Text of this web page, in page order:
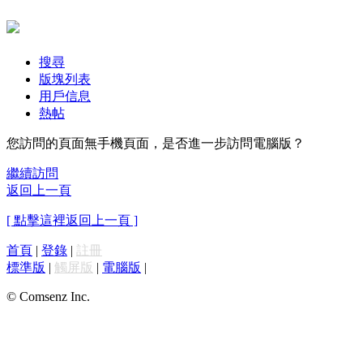
搜尋
版塊列表
用戶信息
熱帖
您訪問的頁面無手機頁面，是否進一步訪問電腦版？
繼續訪問
返回上一頁
[ 點擊這裡返回上一頁 ]
首頁 | 登錄 | 註冊
標準版 | 觸屏版 | 電腦版 |
© Comsenz Inc.